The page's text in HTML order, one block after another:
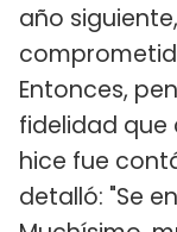
año
Entonces,
fidelidad que
hice fue
detalló: "Se